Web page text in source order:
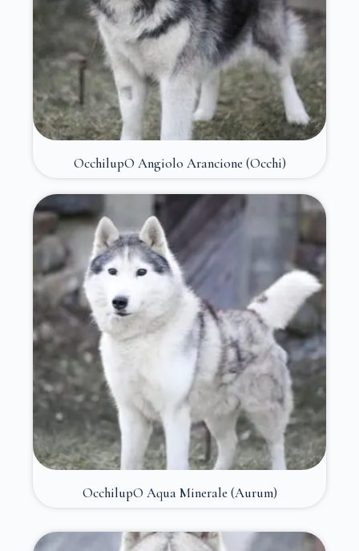
OcchilupO Angiolo Arancione (Occhi)
OcchilupO Aqua Minerale (Aurum)